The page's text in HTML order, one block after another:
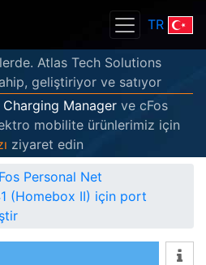
TR
Atlas Tech Solutions
geliştiriyor ve satıyor
Charging Manager ve cFos
mobilite ürünlerimiz için
ziyaret edin
Personal Net
(Homebox II) için port